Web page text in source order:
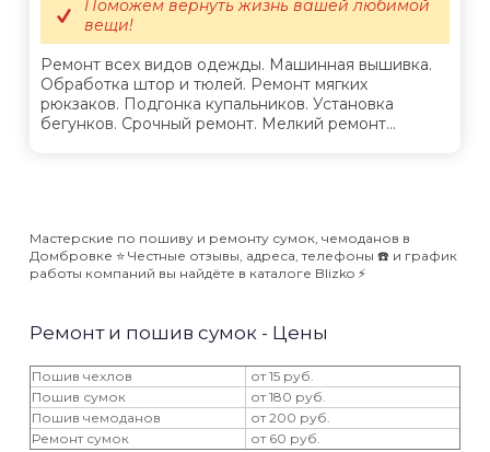
Ремонт всех видов одежды. Машинная вышивка.
Обработка штор и тюлей. Ремонт мягких
рюкзаков. Подгонка купальников. Установка
бегунков. Срочный ремонт. Мелкий ремонт...
Поможем вернуть жизнь вашей любимой
вещи!
Мастерские по пошиву и ремонту сумок, чемоданов в
Домбровке ⭐️ Честные отзывы, адреса, телефоны ☎️ и график
работы компаний вы найдёте в каталоге Blizko ⚡️
Ремонт и пошив сумок - Цены
Пошив чехлов
от 15 руб.
Пошив сумок
от 180 руб.
Пошив чемоданов
от 200 руб.
Ремонт сумок
от 60 руб.